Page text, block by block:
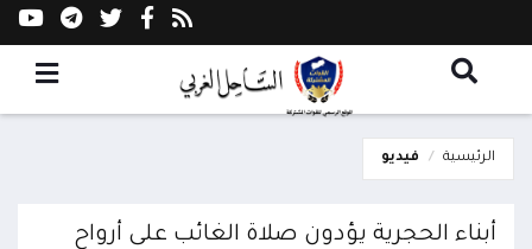
الرئيسية فيديو
أبناء الحجرية يؤدون صلاة الغائب على أرواح